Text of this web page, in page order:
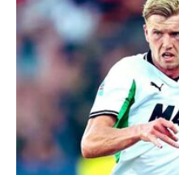
Super League 1
ΑΕΚ – Kαλλιθέα :
με Βιτάλις και χατ
22:16
Ποδόσφαιρο - Διεθνή
Τζόλης: «Το πρώτο
μου δίνει
22:10